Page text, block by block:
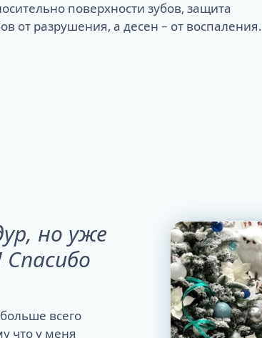
поверхности зубов, защита
от разрушения, а десен – от воспаления.
но уже
всего
что у меня